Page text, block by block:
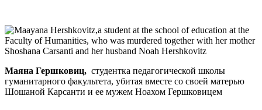
Маяна Гершковиц, студентка педагогической школы
гуманитарного факультета, убитая вместе со своей матерью
Шошаной Карсанти и ее мужем Ноахом Гершковицем